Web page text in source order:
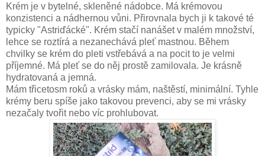
Krém je v bytelné, skleněné nádobce. Má krémovou
konzistenci a nádhernou vůni. Přirovnala bych ji k takové té
typicky "Astriďácké". Krém stačí nanášet v malém množství,
lehce se roztírá a nezanechává pleť mastnou. Během
chvilky se krém do pleti vstřebává a na pocit to je velmi
příjemné. Má pleť se do něj prostě zamilovala. Je krásně
hydratovaná a jemná.
Mám třicetosm roků a vrásky mám, naštěstí, minimální. Tyhle
krémy beru spíše jako takovou prevenci, aby se mi vrásky
nezačaly tvořit nebo víc prohlubovat.